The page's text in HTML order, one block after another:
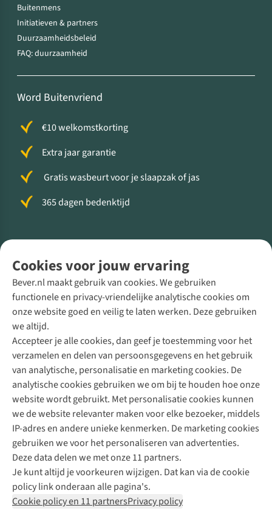
Cookies voor jouw ervaring
Bever.nl maakt gebruik van cookies. We gebruiken
functionele en privacy-vriendelijke analytische cookies om
onze website goed en veilig te laten werken. Deze gebruiken
we altijd.
Accepteer je alle cookies, dan geef je toestemming voor het
verzamelen en delen van persoonsgegevens en het gebruik
van analytische, personalisatie en marketing cookies. De
analytische cookies gebruiken we om bij te houden hoe onze
website wordt gebruikt. Met personalisatie cookies kunnen
we de website relevanter maken voor elke bezoeker, middels
IP-adres en andere unieke kenmerken. De marketing cookies
gebruiken we voor het personaliseren van advertenties.
Deze data delen we met onze 11 partners.
Je kunt altijd je voorkeuren wijzigen. Dat kan via de cookie
policy link onderaan alle pagina's.
Cookie policy en 11 partnersPrivacy policy
Buitenmens
Initiatieven & partners
Duurzaamheidsbeleid
FAQ: duurzaamheid
Word Buitenvriend
€10 welkomstkorting
Extra jaar garantie
Gratis wasbeurt voor je slaapzak of jas
365 dagen bedenktijd
Direct advies van een Buitenexpert
+31 (0)85 888 50 88
+31 6 12 28 49 80
Contactformulier